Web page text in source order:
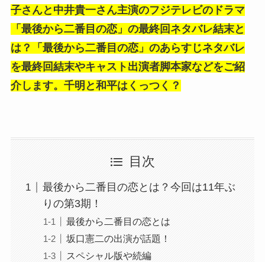
子さんと中井貴一さん主演のフジテレビのドラマ
「最後から二番目の恋」の最終回ネタバレ結末と
は？「最後から二番目の恋」のあらすじネタバレ
を最終回結末やキャスト出演者脚本家などをご紹
介します。千明と和平はくっつく？
目次
最後から二番目の恋とは？今回は11年ぶ
りの第3期！
最後から二番目の恋とは
坂口憲二の出演が話題！
スペシャル版や続編